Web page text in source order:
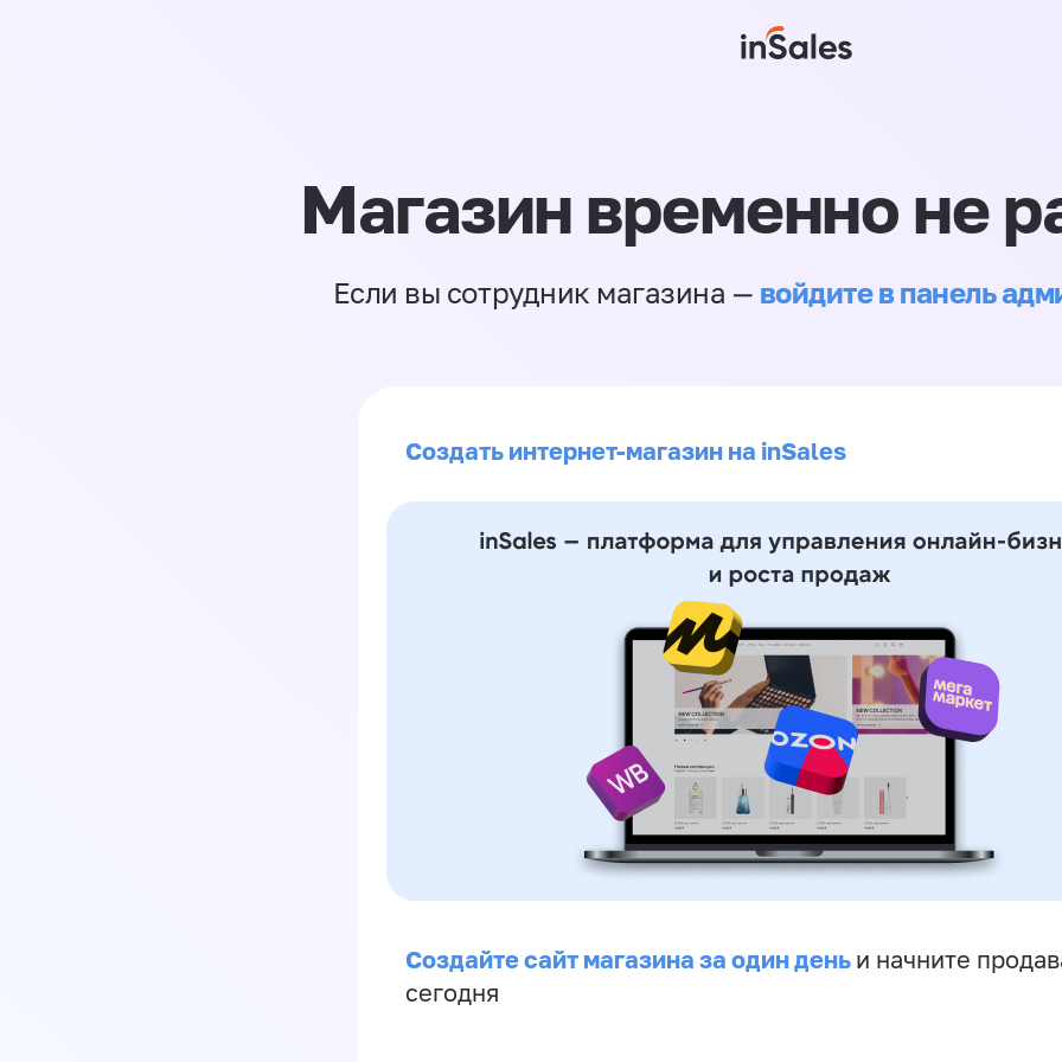
Магазин временно не
Если вы сотрудник магазина — войдите в панель
Создать интернет-магазин на inSales
Создайте сайт магазина за один день и начните
сегодня